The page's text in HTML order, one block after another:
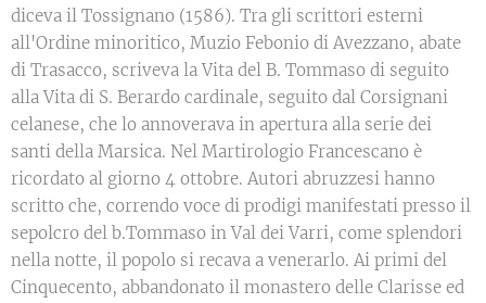
diceva il Tossignano (1586). Tra gli scrittori esterni
all'Ordine minoritico, Muzio Febonio di Avezzano, abate
di Trasacco, scriveva la Vita del B. Tommaso di seguito
alla Vita di S. Berardo cardinale, seguito dal Corsignani
celanese, che lo annoverava in apertura alla serie dei
santi della Marsica. Nel Martirologio Francescano è
ricordato al giorno 4 ottobre. Autori abruzzesi hanno
scritto che, correndo voce di prodigi manifestati presso il
sepolcro del b.Tommaso in Val dei Varri, come splendori
nella notte, il popolo si recava a venerarlo. Ai primi del
Cinquecento, abbandonato il monastero delle Clarisse ed